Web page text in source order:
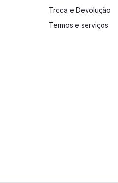
Troca e Devolução
Termos e serviços